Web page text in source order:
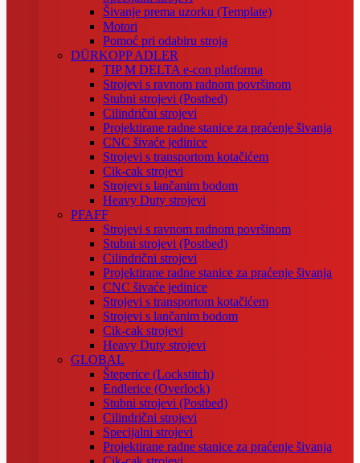
Šivanje prema uzorku (Template)
Motori
Pomoć pri odabiru stroja
DÜRKOPP ADLER
TIP M DELTA e-con platforma
Strojevi s ravnom radnom površinom
Stubni strojevi (Postbed)
Cilindrični strojevi
Projektirane radne stanice za praćenje šivanja
CNC šivaće jedinice
Strojevi s transportom kotačićem
Cik-cak strojevi
Strojevi s lančanim bodom
Heavy Duty strojevi
PFAFF
Strojevi s ravnom radnom površinom
Stubni strojevi (Postbed)
Cilindrični strojevi
Projektirane radne stanice za praćenje šivanja
CNC šivaće jedinice
Strojevi s transportom kotačićem
Strojevi s lančanim bodom
Cik-cak strojevi
Heavy Duty strojevi
GLOBAL
Šteperice (Lockstitch)
Endlerice (Overlock)
Stubni strojevi (Postbed)
Cilindrični strojevi
Specijalni strojevi
Projektirane radne stanice za praćenje šivanja